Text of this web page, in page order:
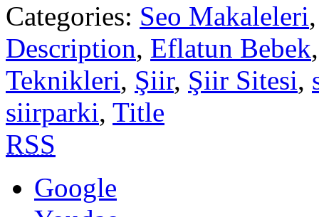
Categories: Seo Makaleleri
Description, Eflatun Bebek
Teknikleri, Şiir, Şiir Sitesi,
siirparki, Title
RSS
Google